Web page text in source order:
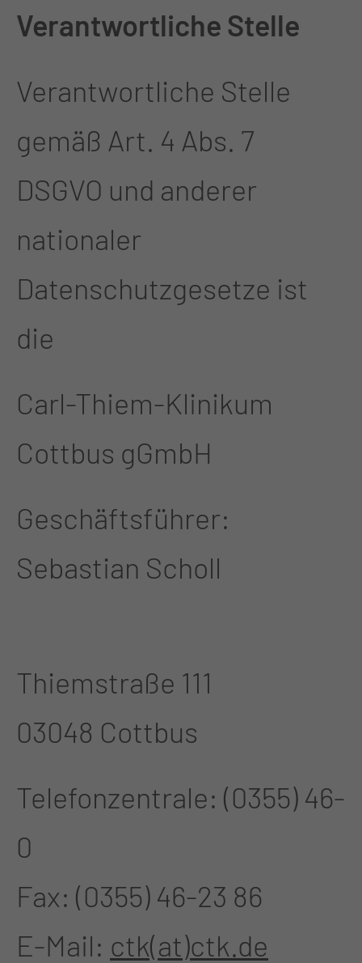
Verantwortliche Stelle
Verantwortliche Stelle
gemäß Art. 4 Abs. 7
DSGVO und anderer
nationaler
Datenschutzgesetze ist
die
Carl-Thiem-Klinikum
Cottbus gGmbH
Geschäftsführer:
Sebastian Scholl
Thiemstraße 111
03048 Cottbus
Telefonzentrale: (0355) 46-
0
Fax: (0355) 46-23 86
E-Mail: ctk(at)ctk.de